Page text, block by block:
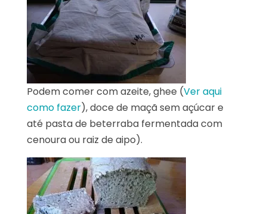
Podem comer com azeite, ghee (Ver aqui
como fazer), doce de maçã sem açúcar e
até pasta de beterraba fermentada com
cenoura ou raiz de aipo).